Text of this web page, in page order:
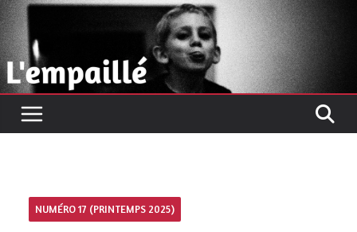
Passer
au
contenu
NUMÉRO 17 (PRINTEMPS 2025)